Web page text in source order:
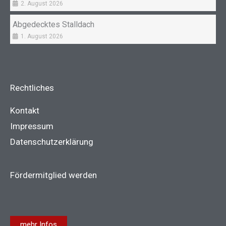
2. August 2026
Abgedecktes Stalldach
1. August 2026
Rechtliches
Kontakt
Impressum
Datenschutzerklärung
Fördermitglied werden